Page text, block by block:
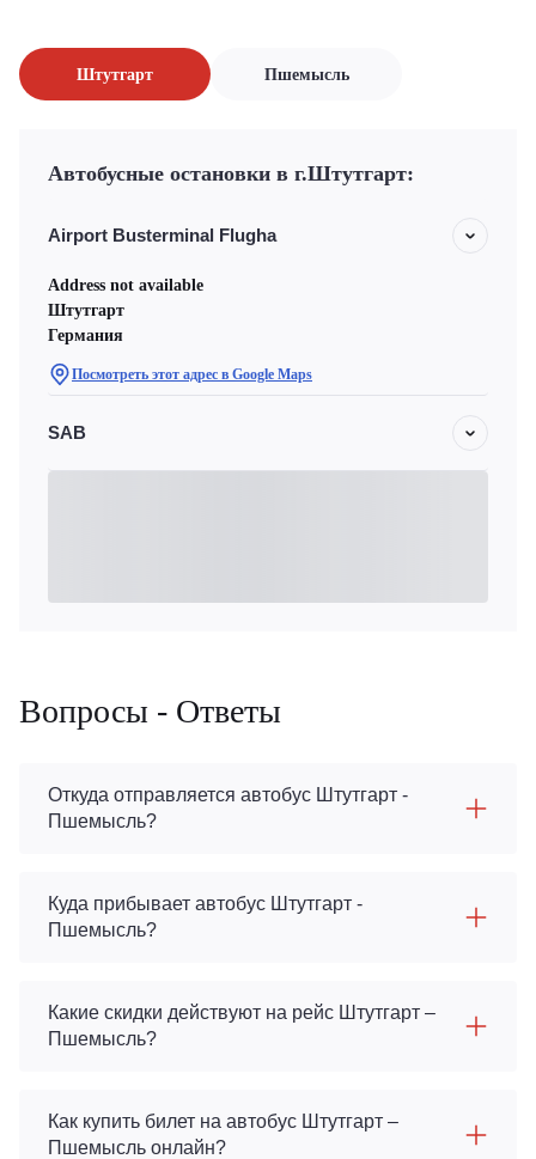
Штутгарт Пшемысль
Автобусные остановки в г.Штутгарт:
Airport Busterminal Flugha
Address not available
Штутгарт
Германия
Посмотреть этот адрес в Google Maps
SAB
Вопросы - Ответы
Откуда отправляется автобус Штутгарт -
Пшемысль?
Куда прибывает автобус Штутгарт -
Пшемысль?
Какие скидки действуют на рейс Штутгарт –
Пшемысль?
Как купить билет на автобус Штутгарт –
Пшемысль онлайн?